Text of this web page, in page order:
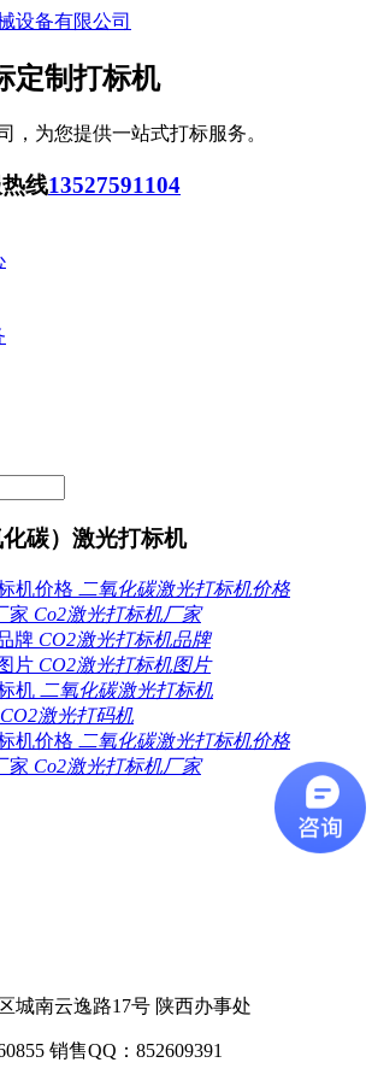
定制打标机
，为您提供一站式打标服务。
线13527591104
碳）激光打标机
二氧化碳激光打标机价格
Co2激光打标机厂家
CO2激光打标机品牌
CO2激光打标机图片
二氧化碳激光打标机
CO2激光打码机
二氧化碳激光打标机价格
Co2激光打标机厂家
城南云逸路17号 陕西办事处
销售QQ：852609391